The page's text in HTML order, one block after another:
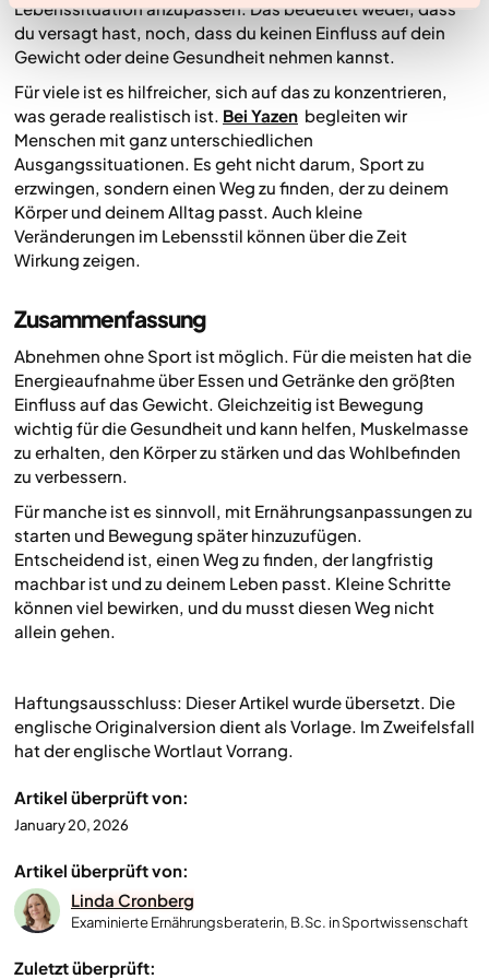
Lebenssituation anzupassen. Das bedeutet weder, dass
du versagt hast, noch, dass du keinen Einfluss auf dein
Gewicht oder deine Gesundheit nehmen kannst.
Für viele ist es hilfreicher, sich auf das zu konzentrieren,
was gerade realistisch ist. Bei Yazen begleiten wir
Menschen mit ganz unterschiedlichen
Ausgangssituationen. Es geht nicht darum, Sport zu
erzwingen, sondern einen Weg zu finden, der zu deinem
Körper und deinem Alltag passt. Auch kleine
Veränderungen im Lebensstil können über die Zeit
Wirkung zeigen.
Zusammenfassung
Abnehmen ohne Sport ist möglich. Für die meisten hat die
Energieaufnahme über Essen und Getränke den größten
Einfluss auf das Gewicht. Gleichzeitig ist Bewegung
wichtig für die Gesundheit und kann helfen, Muskelmasse
zu erhalten, den Körper zu stärken und das Wohlbefinden
zu verbessern.
Für manche ist es sinnvoll, mit Ernährungsanpassungen zu
starten und Bewegung später hinzuzufügen.
Entscheidend ist, einen Weg zu finden, der langfristig
machbar ist und zu deinem Leben passt. Kleine Schritte
können viel bewirken, und du musst diesen Weg nicht
allein gehen.
Haftungsausschluss: Dieser Artikel wurde übersetzt. Die
englische Originalversion dient als Vorlage. Im Zweifelsfall
hat der englische Wortlaut Vorrang.
Artikel überprüft von:
January 20, 2026
Artikel überprüft von:
Linda Cronberg
Examinierte Ernährungsberaterin, B.Sc. in Sportwissenschaft
Zuletzt überprüft: